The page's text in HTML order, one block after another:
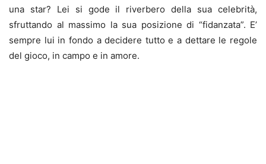
una star? Lei si gode il riverbero della sua celebrità,
sfruttando al massimo la sua posizione di “fidanzata”. E’
sempre lui in fondo a decidere tutto e a dettare le regole
del gioco, in campo e in amore.